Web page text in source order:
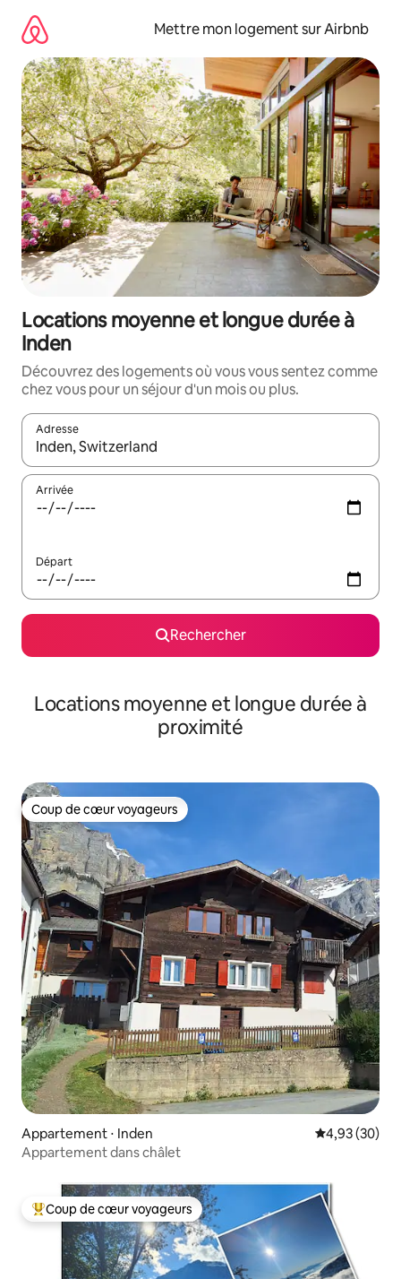
directement
contenu
Mettre mon logement sur Airbnb
Locations moyenne et longue durée à
Inden
Découvrez des logements où vous vous sentez comme
chez vous pour un séjour d'un mois ou plus.
Adresse
Lorsque les résultats s'affichent, utilisez les flèches vers le
Arrivée
Départ
Rechercher
Locations moyenne et longue durée à
proximité
Coup de cœur voyageurs
Coup de cœur voyageurs
Appartement ⋅ Inden Évaluation
4,93 (30)
Appartement dans châlet
Coups de cœur voyageurs les plus appréciés
Coup de cœur voyageurs